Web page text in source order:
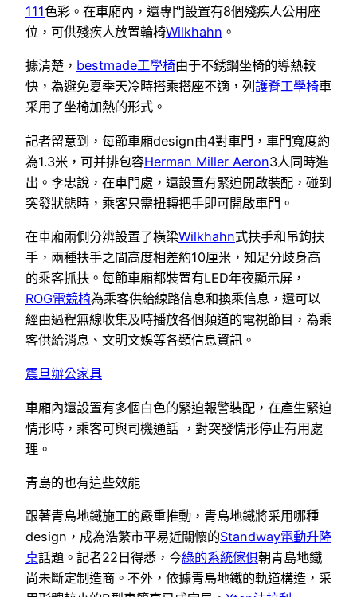
111色彩。在車廂內，還專門設置有8個殘疾人公用座
位，可供殘疾人放置輪椅Wilkhahn 。
據清楚， bestmade工學椅由于不銹鋼坐椅的導熱較
快，為避免夏季天冷時搭乘搭座不適，列 護脊工學椅車
采用了坐椅加熱的形式。
記者留意到，每節車廂design由4對車門，車門寬度約
為1.3米，可并排包容Herman Miller Aeron3人同時進
出。李忠說，在車門處，還設置有緊迫開啟裝配，碰到
突發狀態時，乘客只需扭轉把手即可開啟車門。
在車廂兩側分辨設置了橫梁Wilkhahn式扶手和吊鉤扶
手，兩種扶手之間高度相差約10厘米，知足分歧身高
的乘客抓扶。每節車廂都裝置有LED年夜顯示屏，
ROG電競椅為乘客供給線路信息和換乘信息，還可以
經由過程無線收集及時播放各個頻道的電視節目，為乘
客供給消息、文明文娛等各類信息資訊。
震旦辦公家具
車廂內還設置有多個白色的緊迫報警裝配，在產生緊迫
情形時，乘客可與司機通話 ，對突發情形停止有用處
理。
青島的也有這些效能
跟著青島地鐵施工的嚴重推動，青島地鐵將采用哪種
design，成為浩繁市平易近關懷的Standway電動升降
桌話題。記者22日得悉，今綠的系統傢俱朝青島地鐵
尚未斷定制造商。不外，依據青島地鐵的軌道構造，采